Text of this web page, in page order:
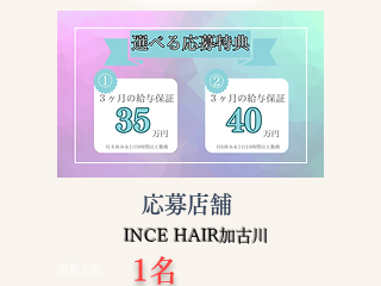
応募店舗
INCE HAIR加古川
1名